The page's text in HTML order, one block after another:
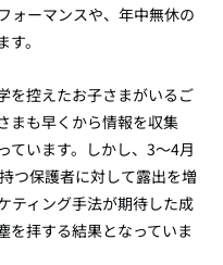
ォーマンスや、年中無休の
。
を控えたお子さまがいるご
まも早くから情報を収集
ています。しかし、3〜4月
つ保護者に対して露出を増
ティング手法が期待した成
を拝する結果となっていま